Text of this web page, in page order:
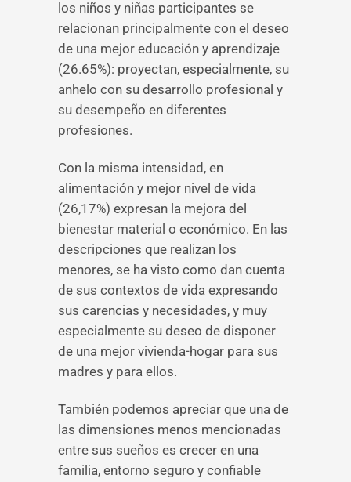
los niños y niñas participantes se
relacionan principalmente con el deseo
de una mejor educación y aprendizaje
(26.65%): proyectan, especialmente, su
anhelo con su desarrollo profesional y
su desempeño en diferentes
profesiones.
Con la misma intensidad, en
alimentación y mejor nivel de vida
(26,17%) expresan la mejora del
bienestar material o económico. En las
descripciones que realizan los
menores, se ha visto como dan cuenta
de sus contextos de vida expresando
sus carencias y necesidades, y muy
especialmente su deseo de disponer
de una mejor vivienda-hogar para sus
madres y para ellos.
También podemos apreciar que una de
las dimensiones menos mencionadas
entre sus sueños es crecer en una
familia, entorno seguro y confiable